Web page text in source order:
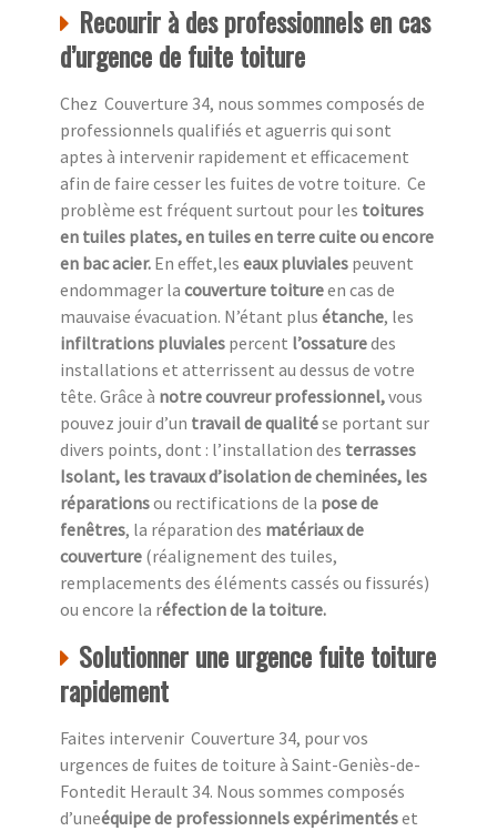
Recourir à des professionnels en cas
d’urgence de fuite toiture
Chez Couverture 34, nous sommes composés de
professionnels qualifiés et aguerris qui sont
aptes à intervenir rapidement et efficacement
afin de faire cesser les fuites de votre toiture. Ce
problème est fréquent surtout pour les toitures
en tuiles plates, en tuiles en terre cuite ou encore
en bac acier. En effet,les eaux pluviales peuvent
endommager la couverture toitureen cas de
mauvaise évacuation. N’étant plus étanche, les
infiltrations pluviales percent l’ossaturedes
installations et atterrissent au dessus de votre
tête. Grâce à notre couvreur professionnel,vous
pouvez jouir d’un travail de qualitése portant sur
divers points, dont : l’installation des terrasses
Isolant, les travaux d’isolation de cheminées, les
réparationsou rectifications de la pose de
fenêtres, la réparation des matériaux de
couverture (réalignement des tuiles,
remplacements des éléments cassés ou fissurés)
ou encore la réfection de la toiture.
Solutionner une urgence fuite toiture
rapidement
Faites intervenir Couverture 34, pour vos
urgences de fuites de toiture à Saint-Geniès-de-
Fontedit Herault 34. Nous sommes composés
d’uneéquipe de professionnels expérimentéset